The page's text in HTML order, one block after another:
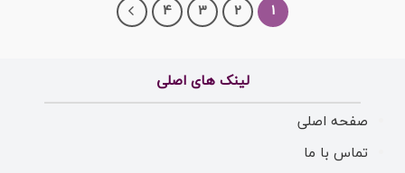
1
2
3
4
لینک های اصلی
صفحه اصلی
تماس با ما